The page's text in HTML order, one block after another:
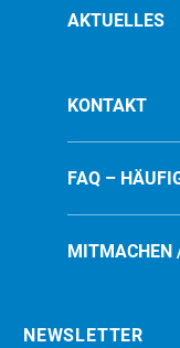
AKTUELLES
KONTAKT
FAQ –
MITMACHEN
NEWSLETTER